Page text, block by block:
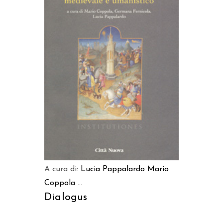
AGGIUNGI AL CARRELLO
A cura di: Lucia Pappalardo Mario
Coppola ...
Dialogus